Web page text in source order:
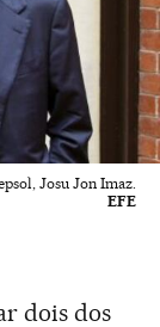
Josu Jon Imaz.
EFE
dois dos